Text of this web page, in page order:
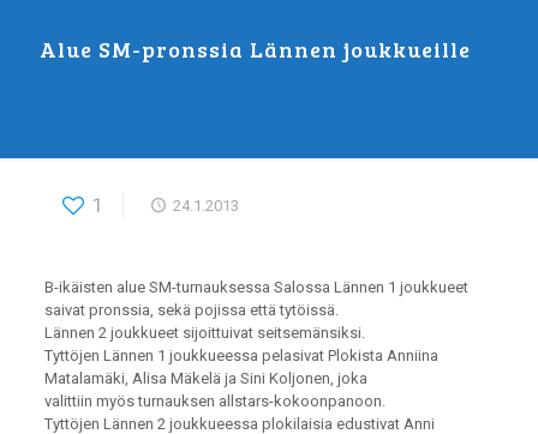
Alue SM-pronssia Lännen joukkueille
1 24.1.2013
B-ikäisten alue SM-turnauksessa Salossa Lännen 1 joukkueet
saivat pronssia, sekä pojissa että tytöissä.
Lännen 2 joukkueet sijoittuivat seitsemänsiksi.
Tyttöjen Lännen 1 joukkueessa pelasivat Plokista Anniina
Matalamäki, Alisa Mäkelä ja Sini Koljonen, joka
valittiin myös turnauksen allstars-kokoonpanoon.
Tyttöjen Lännen 2 joukkueessa plokilaisia edustivat Anni